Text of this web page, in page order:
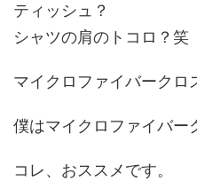
ティッシュ？
シャツの肩のトコロ？笑
マイクロファイバークロ
僕はマイクロファイバー
コレ、おススメです。